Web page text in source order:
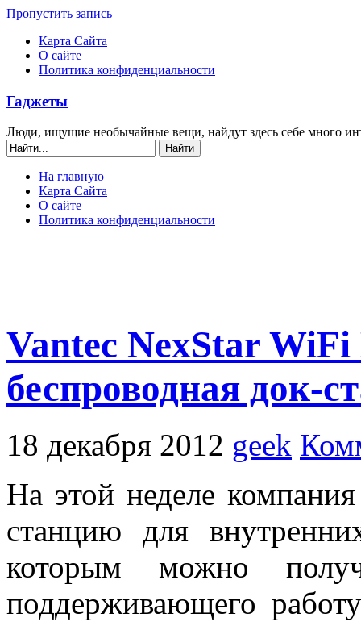
Пропустить запись
Карта Сайта
О сайте
Политика конфиденциальности
Гаджеты
Люди, ищущие необычайные вещи, найдут здесь себе много
На главную
Карта Сайта
О сайте
Политика конфиденциальности
Vantec NexStar
беспроводная док-
18 декабря 2012 geek
На этой неделе
станцию для
которым можно
поддерживающего